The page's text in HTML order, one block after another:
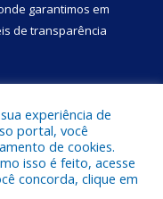
garantimos em
de transparência
Municipal de Portel.
experiência de
portal, você
de cookies.
isso é feito, acesse
concorda, clique em